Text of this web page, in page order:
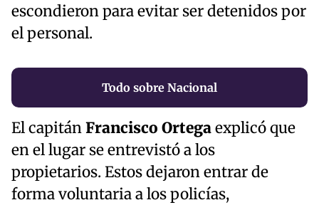
escondieron para evitar ser detenidos por
el personal.
Todo sobre Nacional
El capitánFrancisco Ortegaexplicó que
en el lugar se entrevistó a los
propietarios. Estos dejaron entrar de
forma voluntaria a los policías,